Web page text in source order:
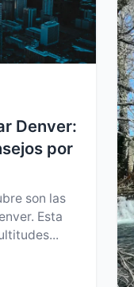
Denver:
por
son las
Esta